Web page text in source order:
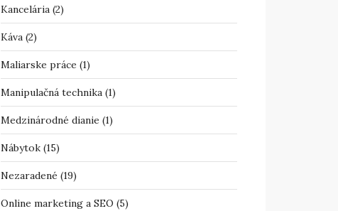
Kancelária(2)
Káva(2)
Maliarske práce (1)
Manipulačná technika(1)
Medzinárodné dianie (1)
Nábytok(15)
Nezaradené (19)
Online marketing a SEO (5)